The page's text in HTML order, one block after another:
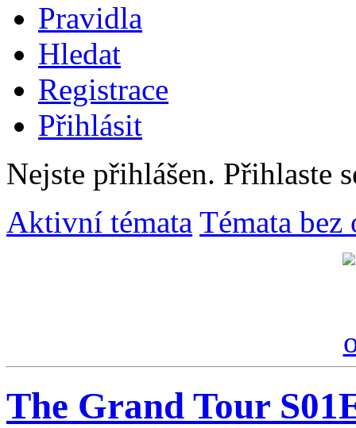
Pravidla
Hledat
Registrace
Přihlásit
Nejste přihlášen. Přihlaste
Aktivní témata Témata
The Grand Tour